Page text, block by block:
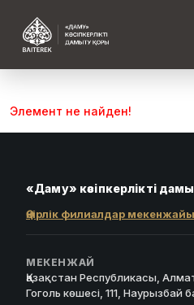
Элемент не найден!
«Даму» кәсіпкерлікті
Өңірлік филиалдар мекенжайы
МЕКЕНЖАЙ
Қазақстан Республикасы,
Гоголь көшесі, 111, Наурызбай